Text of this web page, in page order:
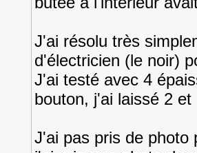
J'ai résolu très
d'électricien (le noir)
J'ai testé avec 4
bouton, j'ai laissé 2
J'ai pas pris de photo